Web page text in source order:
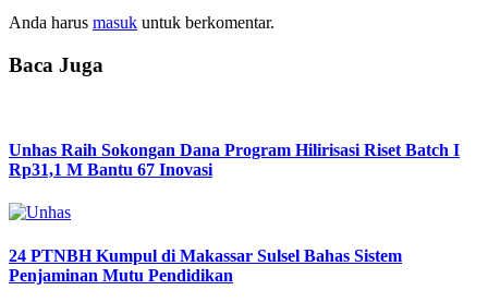
Anda harus masuk untuk berkomentar.
Baca Juga
Unhas Raih Sokongan Dana Program Hilirisasi Riset Batch I
Rp31,1 M Bantu 67 Inovasi
24 PTNBH Kumpul di Makassar Sulsel Bahas Sistem
Penjaminan Mutu Pendidikan